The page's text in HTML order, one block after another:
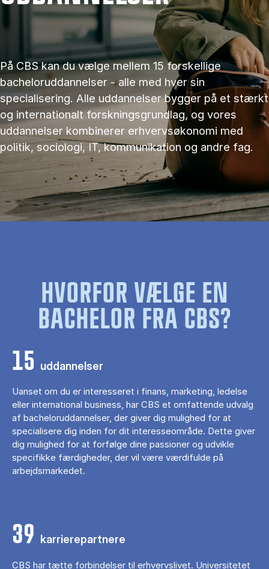
På CBS kan du vælge mellem 15 forskellige
bacheloruddannelser - alle med hver sin
specialisering. Alle uddannelser bygger på et stærkt
og internationalt forskningsgrundlag, og vores
uddannelser kombinerer erhvervsøkonomi med
politik, sociologi, IT, kommunikation og andre fag.
HVORFOR VÆLGE EN
BACHELOR FRA CBS?
15 uddannelser
Uanset om du er interesseret i finans, marketing, ledelse
eller international business, har CBS et omfattende udvalg
af bacheloruddannelser, der giver dig mulighed for at
specialisere dig inden for dit interesseområde. Dette giver
dig mulighed for at forfølge dine passioner og udvikle
specifikke færdigheder, der vil være værdifulde på
arbejdsmarkedet.
39 karrierepartnere
CBS har tætte forbindelser til erhvervslivet. Universitetet